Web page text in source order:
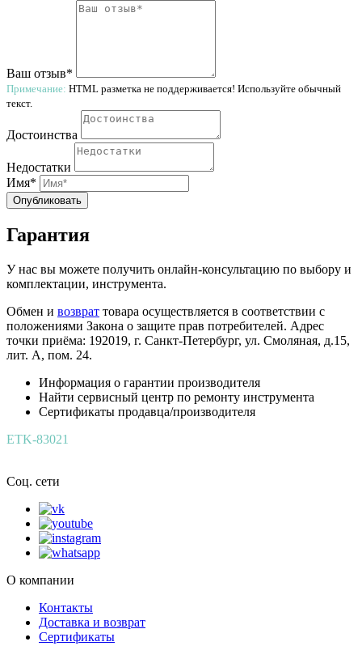
Ваш отзыв*
Примечание: HTML разметка не поддерживается! Используйте обычный
текст.
Достоинства
Недостатки
Имя*
Опубликовать
Гарантия
У нас вы можете получить онлайн-консультацию по выбору и
комплектации, инструмента.
Обмен и возврат товара осуществляется в соответствии с
положениями Закона о защите прав потребителей. Адрес
точки приёма: 192019, г. Санкт-Петербург, ул. Смоляная, д.15,
лит. А, пом. 24.
Информация о гарантии производителя
Найти сервисный центр по ремонту инструмента
Сертификаты продавца/производителя
ETK-83021
Соц. сети
О компании
Контакты
Доставка и возврат
Сертификаты